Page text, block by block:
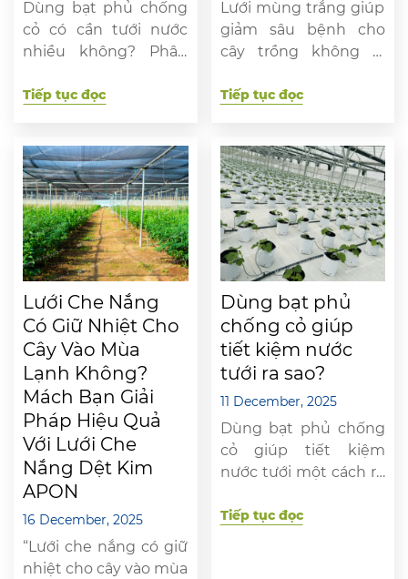
Dùng bạt phủ chống
cỏ có cần tưới nước
nhiều không? Phân
ẩm, lượng nước tưới,
trong sản xuất nông
nghiệp. 1. Sự lo lắng
của người nông dân
khi sử dụng bạt phủ
chống cỏ? Khi bắt đầu
sử dụng […]
Tiếp tục đọc
Lưới mùng trắng giúp
giảm sâu bệnh cho
cây trồng không là
nhà nông quan tâm
Hiện nay, lưới mùng
trắng (hay lưới chắn
côn trùng) được sử
dụng phổ biến trong
vườn rau, nhà lưới và
các mô hình nông […]
Tiếp tục đọc
Lưới Che Nắng
Có Giữ Nhiệt Cho
Cây Vào Mùa
Lạnh Không?
Mách Bạn Giải
Pháp Hiệu Quả
Với Lưới Che
Nắng Dệt Kim
APON
16 December, 2025
“Lưới che nắng có giữ
nhiệt cho cây vào mùa
Dùng bạt phủ
chống cỏ giúp
tiết kiệm nước
tưới ra sao?
11 December, 2025
Dùng bạt phủ chống
cỏ giúp tiết kiệm
nước tưới một cách rõ
cảnh thời tiết ngày
Tiếp tục đọc